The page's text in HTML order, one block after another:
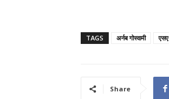
TAGS अर्नब गोस्वामी एसए
Share